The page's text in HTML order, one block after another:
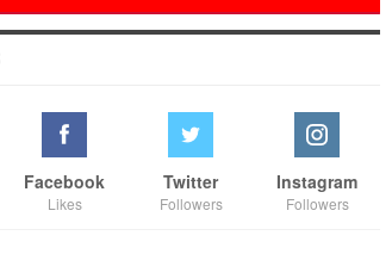
Facebook
Likes
Twitter
Followers
Instagram
Followers